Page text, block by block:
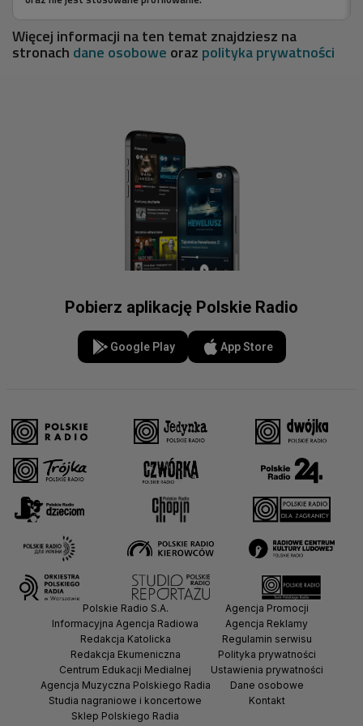
Więcej informacji na ten temat znajdziesz na
stronach dane osobowe oraz polityka prywatności
Pobierz aplikację Polskie Radio
Google Play App Store
Polskie Radio S.A.
Informacyjna Agencja Radiowa
Redakcja Katolicka
Redakcja Ekumeniczna
Centrum Edukacji Medialnej
Agencja Muzyczna Polskiego Radia
Studia nagraniowe i koncertowe
Sklep Polskiego Radia
Agencja Promocji
Agencja Reklamy
Regulamin serwisu
Polityka prywatności
Ustawienia prywatności
Dane osobowe
Kontakt